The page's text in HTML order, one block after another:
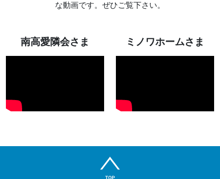
な動画です。ぜひご覧下さい。
南高愛隣会さま ミノワホームさま